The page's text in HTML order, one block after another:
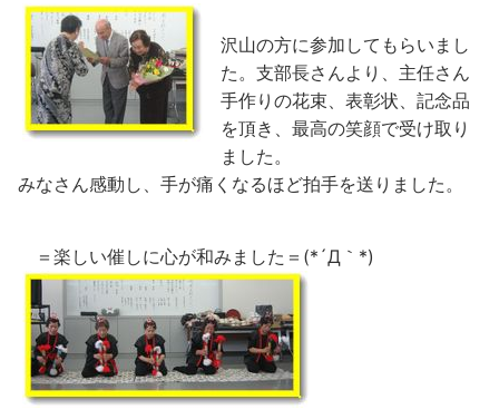
沢山の方に参加してもらいまし
た。支部長さんより、主任さん
手作りの花束、表彰状、記念品
を頂き、最高の笑顔で受け取り
ました。
みなさん感動し、手が痛くなるほど拍手を送りました。
＝楽しい催しに心が和みました＝(*´Д｀*)